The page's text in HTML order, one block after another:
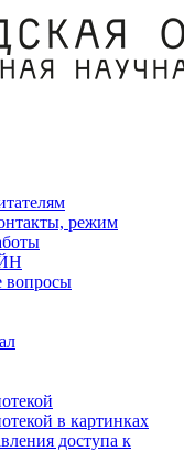
режим
вопросы
в картинках
доступа к